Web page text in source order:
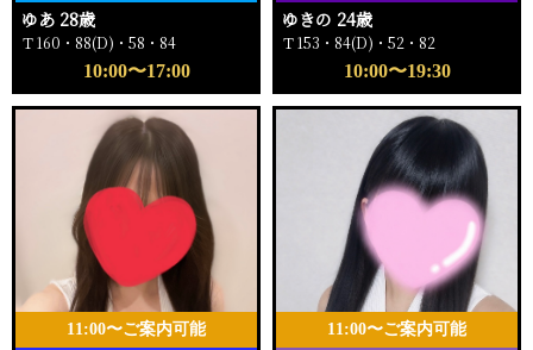
ゆあ 28歳
Ｔ160・88(D)・58・84
10:00〜17:00
ゆきの 24歳
Ｔ153・84(D)・52・82
10:00〜19:30
11:00〜ご案内可能 11:00〜ご案内可能